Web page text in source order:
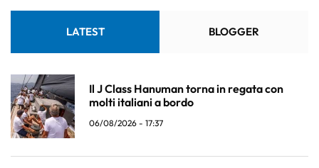
LATEST BLOGGER
Il J Class Hanuman torna in regata con
molti italiani a bordo
06/08/2026 - 17:37